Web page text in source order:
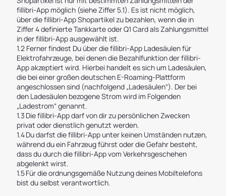
fillibri-App möglich (siehe Ziffer 5.1). Es ist nicht möglich,
über die fillibri-App Shopartikel zu bezahlen, wenn die in
Ziffer 4 definierte Tankkarte oder Q1 Card als Zahlungsmittel
in der fillibri-App ausgewählt ist.
1.2 Ferner findest Du über die fillibri-App Ladesäulen für
Elektrofahrzeuge, bei denen die Bezahlfunktion der fillibri-
App akzeptiert wird. Hierbei handelt es sich um Ladesäulen,
die bei einer großen deutschen E-Roaming-Plattform
angeschlossen sind (nachfolgend „Ladesäulen“). Der bei
den Ladesäulen bezogene Strom wird im Folgenden
„Ladestrom“ genannt.
1.3 Die fillibri-App darf von dir zu persönlichen Zwecken
privat oder dienstlich genutzt werden.
1.4 Du darfst die fillibri-App unter keinen Umständen nutzen,
während du ein Fahrzeug führst oder die Gefahr besteht,
dass du durch die fillibri-App vom Verkehrsgeschehen
abgelenkt wirst.
1.5 Für die ordnungsgemäße Nutzung deines Mobiltelefons
bist du selbst verantwortlich.